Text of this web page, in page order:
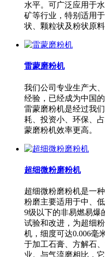
水平。可广泛应用于
矿等行业，特别适用
状、颗粒状及粉状原
雷蒙磨粉机
我们公司专业生产大
经验，已经成为中国
雷蒙磨粉机是经过我
耗、投资小、环保、
蒙磨粉机效率更高。
超细微粉磨粉机
超细微粉磨粉机是一
粉磨主要适用于中、
9级以下的非易燃易爆
试验和改进，为超细
机，细度可达0.006毫
于加工石膏、方解石
业。与气流磨相比，